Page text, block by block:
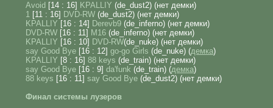
Avoid [14 : 16] KPALLIY (de_dust2) (нет демки)
1 [11 : 16] DVD-RW (de_dust2) (нет демки)
KPALLIY [16 : 14] Derevb9 (de_inferno) (нет демки)
DVD-RW [16 : 11] M16 (de_inferno) (нет демки)
KPALLIY [16 : 10] DVD-RW(de_nuke) (нет демки)
say Good Bye [16 : 12] go-go Girls (de_nuke) (демка)
KPALLIY [8 : 16] 88 keys (de_train) (нет демки)
say Good Bye [16 : 9] da'funk (de_train) (демка)
88 keys [16 : 11] say Good Bye (de_dust2) (нет демки)
Финал системы лузеров